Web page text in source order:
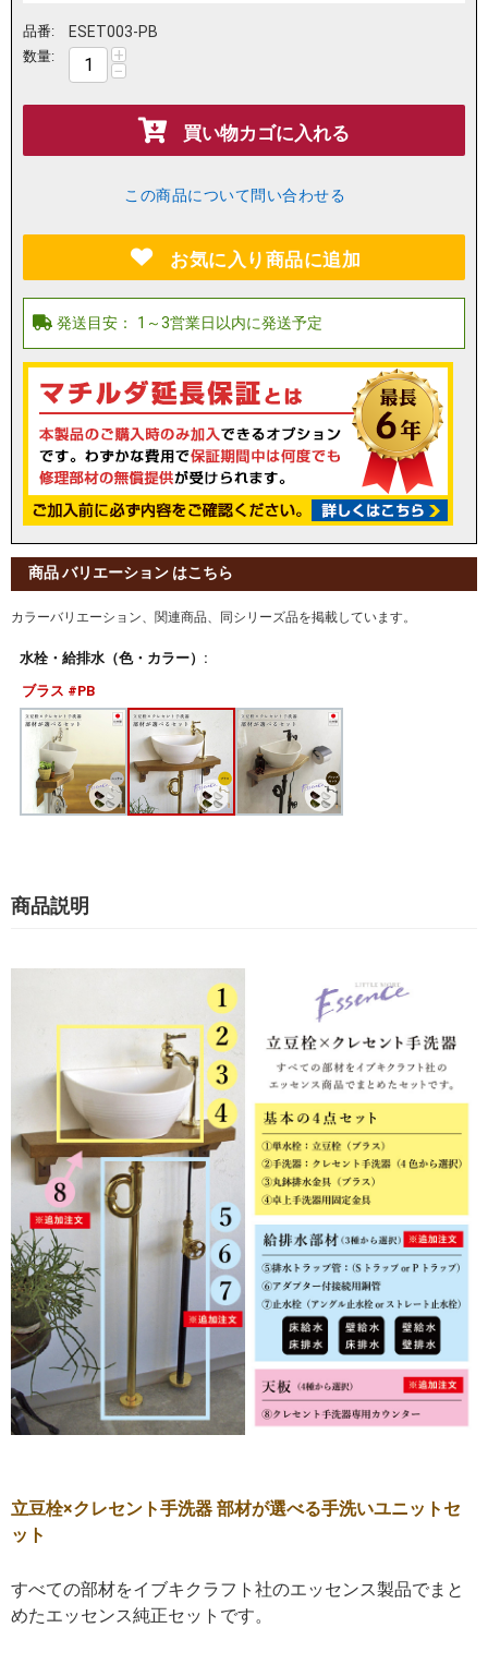
品番: ESET003-PB
数量: +
−
買い物カゴに入れる
この商品について問い合わせる
お気に入り商品に追加
商品 バリエーション はこちら
カラーバリエーション、関連商品、同シリーズ品を掲載しています。
水栓・給排水（色・カラー）:
ブラス #PB
商品説明
立豆栓×クレセント手洗器 部材が選べる手洗いユニットセ
ット
すべての部材をイブキクラフト社のエッセンス製品でまと
めたエッセンス純正セットです。